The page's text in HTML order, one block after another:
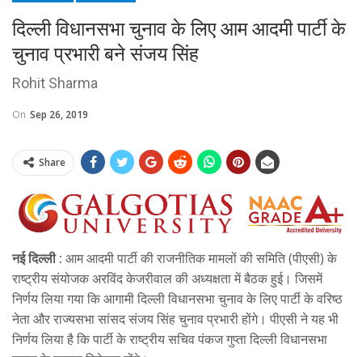
दिल्ली विधानसभा चुनाव के लिए आम आदमी पार्टी के
चुनाव प्रभारी बने संजय सिंह
Rohit Sharma
On Sep 26, 2019
Share
नई दिल्ली : आम आदमी पार्टी की राजनीतिक मामलों की समिति (पीएसी) के
राष्ट्रीय संयोजक अरविंद केजरीवाल की अध्यक्षता में बैठक हुई। जिसमें
निर्णय लिया गया कि आगामी दिल्ली विधानसभा चुनाव के लिए पार्टी के वरिष्ठ
नेता और राज्यसभा सांसद संजय सिंह चुनाव प्रभारी होंगे। पीएसी ने यह भी
निर्णय लिया है कि पार्टी के राष्ट्रीय सचिव पंकज गुप्ता दिल्ली विधानसभा